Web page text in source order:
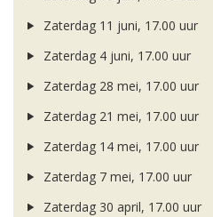
Zaterdag 11 juni, 17.00 uur
Zaterdag 4 juni, 17.00 uur
Zaterdag 28 mei, 17.00 uur
Zaterdag 21 mei, 17.00 uur
Zaterdag 14 mei, 17.00 uur
Zaterdag 7 mei, 17.00 uur
Zaterdag 30 april, 17.00 uur